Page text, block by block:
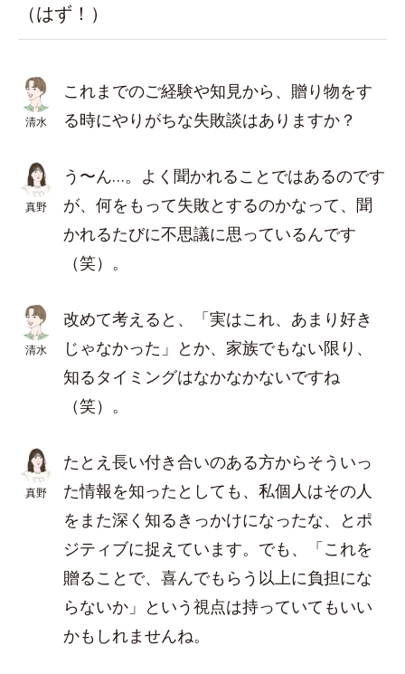
（はず！）
清水
これまでのご経験や知見から、贈り物をす
る時にやりがちな失敗談はありますか？
真野
う〜ん…。よく聞かれることではあるのです
が、何をもって失敗とするのかなって、聞
かれるたびに不思議に思っているんです
（笑）。
清水
改めて考えると、「実はこれ、あまり好き
じゃなかった」とか、家族でもない限り、
知るタイミングはなかなかないですね
（笑）。
真野
たとえ長い付き合いのある方からそういっ
た情報を知ったとしても、私個人はその人
をまた深く知るきっかけになったな、とポ
ジティブに捉えています。でも、「これを
贈ることで、喜んでもらう以上に負担にな
らないか」という視点は持っていてもいい
かもしれませんね。